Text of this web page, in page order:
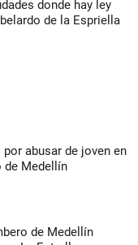
donde hay ley
de la Espriella
abusar de joven en
Medellín
de Medellín